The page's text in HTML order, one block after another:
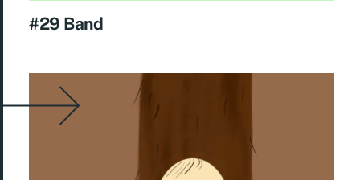
#29 Band